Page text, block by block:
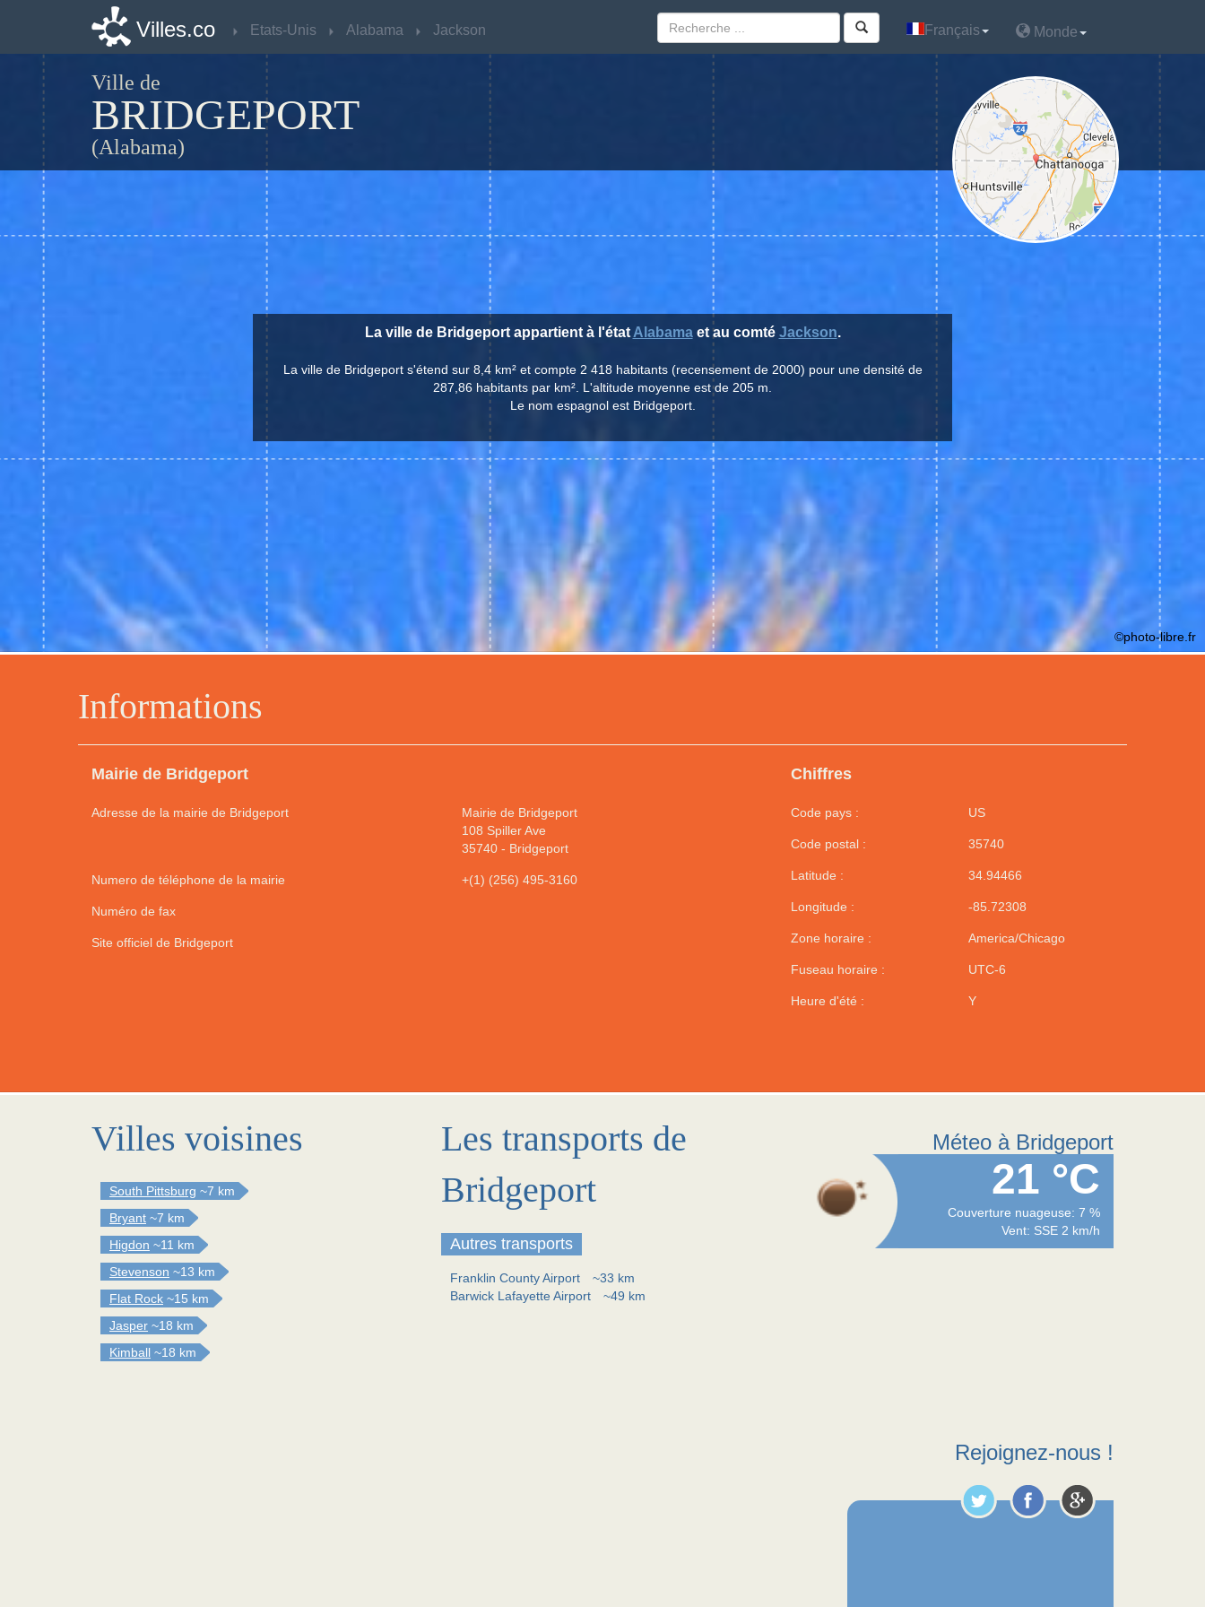
Villes.co Etats-Unis Alabama Jackson Français Monde
Ville de
BRIDGEPORT
(Alabama)
Informations
Mairie de Bridgeport
Adresse de la mairie de Bridgeport
Mairie de Bridgeport
108 Spiller Ave
35740- Bridgeport
Numero de téléphone de la mairie +(1) (256) 495-3160
Numéro de fax
Site officiel de Bridgeport
Chiffres
Code pays : US
Code postal : 35740
Latitude : 34.94466
Longitude : -85.72308
Zone horaire : America/Chicago
Fuseau horaire : UTC-6
Heure d'été : Y
La ville de Bridgeport appartient à l'état Alabamaet au comté Jackson.
La ville de Bridgeport s'étend sur 8,4 km² et compte 2 418 habitants (recensement de 2000) pour une densité de
287,86 habitants par km². L'altitude moyenne est de 205 m.
Le nom espagnol est Bridgeport.
©photo-libre.fr
Villes voisines
South Pittsburg ~7 km
Bryant ~7 km
Higdon ~11 km
Stevenson ~13 km
Flat Rock ~15 km
Jasper ~18 km
Kimball ~18 km
Les transports de
Bridgeport
Autres transports
Franklin County Airport
~33 km
Barwick Lafayette Airport
~49 km
Méteo à Bridgeport
21 °C
Couverture nuageuse: 7 %
Vent: SSE 2 km/h
Rejoignez-nous !
Villes.co Etats-Unis Alabama Jackson Français Monde